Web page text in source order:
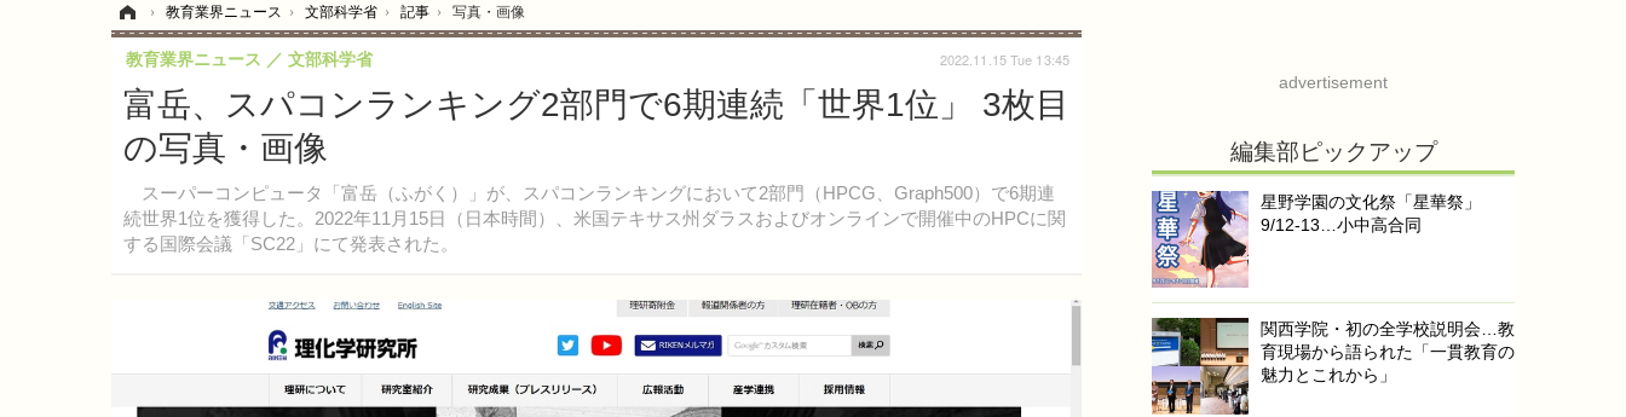
› 教育業界ニュース › 文部科学省 › 記事 › 写真・画像
富岳、スパコンランキング2部門で6期連続「世界1位」 3枚目
の写真・画像
スーパーコンピュータ「富岳（ふがく）」が、スパコンランキングにおいて2部門（HPCG、Graph500）で6期連
続世界1位を獲得した。2022年11月15日（日本時間）、米国テキサス州ダラスおよびオンラインで開催中のHPCに関
する国際会議「SC22」にて発表された。
教育業界ニュース 文部科学省 2022.11.15 Tue 13:45
advertisement
編集部ピックアップ
星野学園の文化祭「星華祭」
9/12-13…小中高合同
関西学院・初の全学校説明会…教
育現場から語られた「一貫教育の
魅力とこれから」